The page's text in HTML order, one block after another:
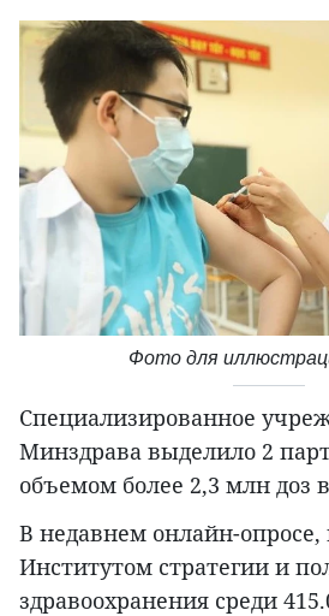
Фото для
Специализированное
Минздрава выделило 2
объемом более 2,3 млн доз
В недавнем онлайн-
Институтом стратегии и
здравоохранения среди